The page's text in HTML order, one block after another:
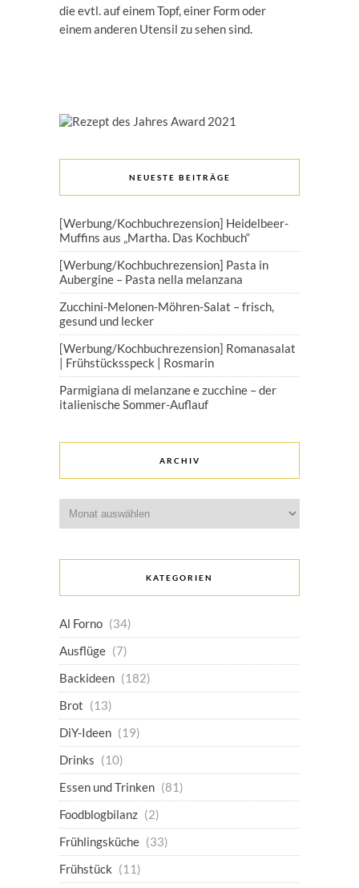
die evtl. auf einem Topf, einer Form oder
einem anderen Utensil zu sehen sind.
NEUESTE BEITRÄGE
[Werbung/Kochbuchrezension] Heidelbeer-
Muffins aus „Martha. Das Kochbuch“
[Werbung/Kochbuchrezension] Pasta in
Aubergine – Pasta nella melanzana
Zucchini-Melonen-Möhren-Salat – frisch,
gesund und lecker
[Werbung/Kochbuchrezension] Romanasalat
| Frühstücksspeck | Rosmarin
Parmigiana di melanzane e zucchine – der
italienische Sommer-Auflauf
ARCHIV
KATEGORIEN
Al Forno (34)
Ausflüge (7)
Backideen (182)
Brot (13)
DiY-Ideen (19)
Drinks (10)
Essen und Trinken (81)
Foodblogbilanz (2)
Frühlingsküche (33)
Frühstück (11)